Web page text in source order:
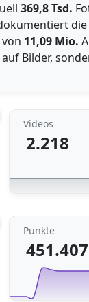
369,8 Tsd.
11,09 Mio.
Bilder,
Videos
2.218
Punkte
451.407